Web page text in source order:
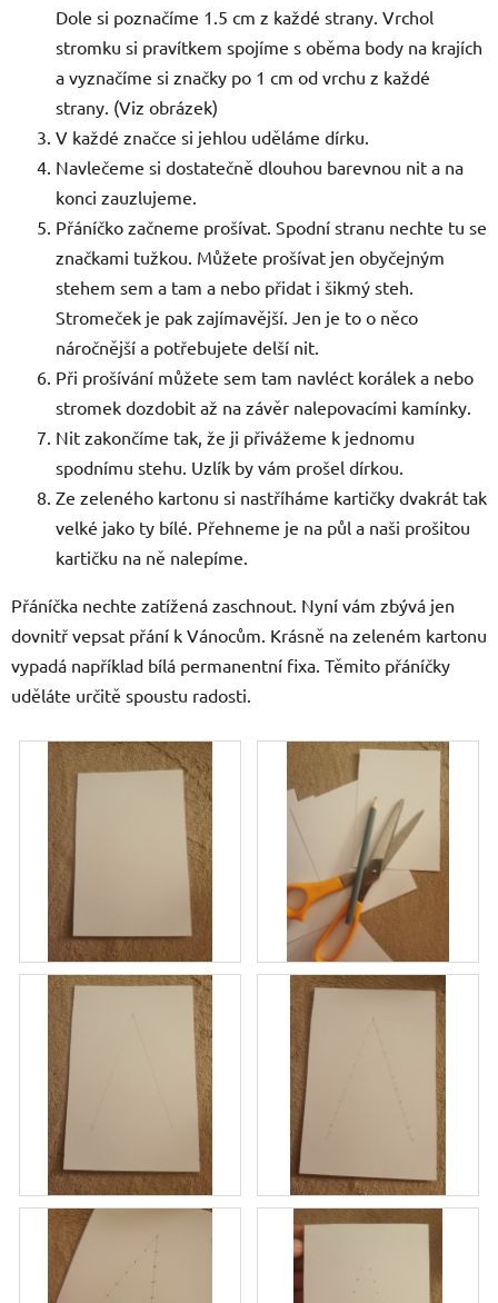
Dole si poznačíme 1.5 cm z každé strany. Vrchol
stromku si pravítkem spojíme s oběma body na krajích
a vyznačíme si značky po 1 cm od vrchu z každé
strany. (Viz obrázek)
V každé značce si jehlou uděláme dírku.
Navlečeme si dostatečně dlouhou barevnou nit a na
konci zauzlujeme.
Přáníčko začneme prošívat. Spodní stranu nechte tu se
značkami tužkou. Můžete prošívat jen obyčejným
stehem sem a tam a nebo přidat i šikmý steh.
Stromeček je pak zajímavější. Jen je to o něco
náročnější a potřebujete delší nit.
Při prošívání můžete sem tam navléct korálek a nebo
stromek dozdobit až na závěr nalepovacími kamínky.
Nit zakončíme tak, že ji přivážeme k jednomu
spodnímu stehu. Uzlík by vám prošel dírkou.
Ze zeleného kartonu si nastříháme kartičky dvakrát tak
velké jako ty bílé. Přehneme je na půl a naši prošitou
kartičku na ně nalepíme.
Přáníčka nechte zatížená zaschnout. Nyní vám zbývá jen
dovnitř vepsat přání k Vánocům. Krásně na zeleném kartonu
vypadá například bílá permanentní fixa. Těmito přáníčky
uděláte určitě spoustu radosti.